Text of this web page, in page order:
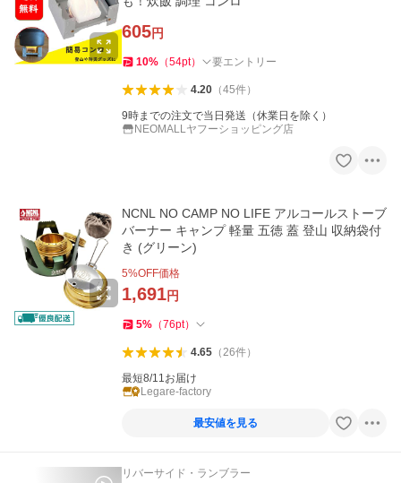
605円
10% （54pt） 要エントリー
4.20（45件）
9時までの注文で当日発送（休業日を除く）
NEOMALLヤフーショッピング店
NCNL NO CAMP NO LIFE アルコールストーブ
バーナー キャンプ 軽量 五徳 蓋 登山 収納袋付
き (グリーン)
5%OFF価格
1,691円
5% （76pt）
4.65（26件）
最短8/11お届け
Legare-factory
最安値を見る
リバーサイド・ランブラー